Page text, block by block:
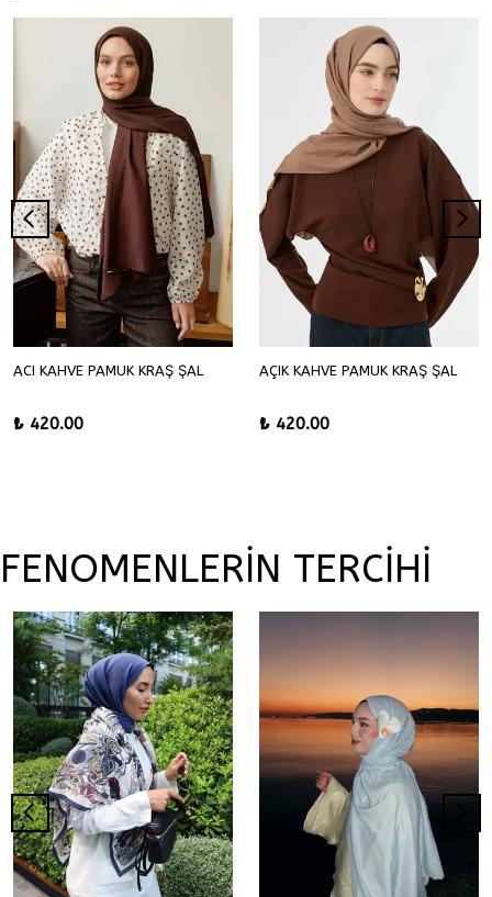
ACI KAHVE PAMUK KRAŞ ŞAL
₺ 420.00
AÇIK KAHVE PAMUK KRAŞ ŞAL
₺ 420.00
FENOMENLERİN TERCİHİ